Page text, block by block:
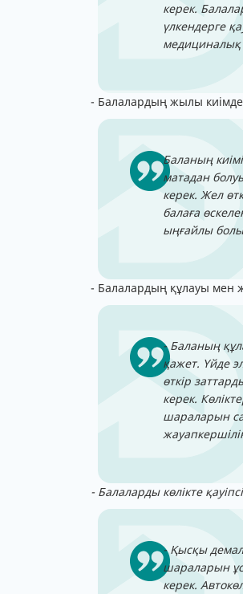
керек.
үлкендерге
медициналық
- Балалардың жылы
Баланың
матадан
керек. Жел
балаға
ыңғайлы
- Балалардың құлауы мен
- Баланың
қажет. Үйде
өткір
керек.
шараларын
- Балаларды көлікте
- Қысқы
шараларын
керек.